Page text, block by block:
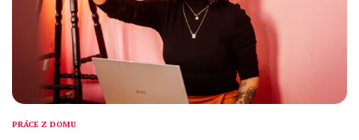
PRÁCE Z DOMU